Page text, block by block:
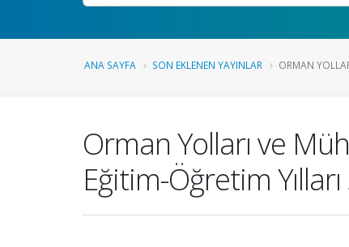
ANA SAYFA SON EKLENEN YAYINLAR ORMAN
Orman Yolları ve
Eğitim-Öğretim